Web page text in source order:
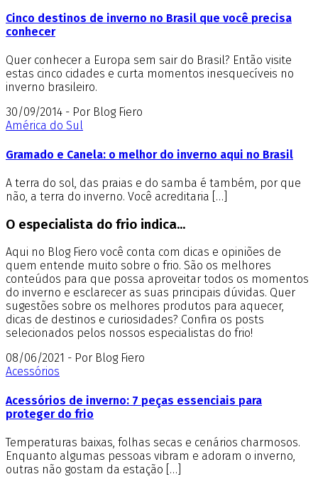
Cinco destinos de inverno no Brasil que você precisa
conhecer
Quer conhecer a Europa sem sair do Brasil? Então visite
estas cinco cidades e curta momentos inesquecíveis no
inverno brasileiro.
30/09/2014 - Por Blog Fiero
América do Sul
Gramado e Canela: o melhor do inverno aqui no Brasil
A terra do sol, das praias e do samba é também, por que
não, a terra do inverno. Você acreditaria […]
O especialista do frio indica...
Aqui no Blog Fiero você conta com dicas e opiniões de
quem entende muito sobre o frio. São os melhores
conteúdos para que possa aproveitar todos os momentos
do inverno e esclarecer as suas principais dúvidas. Quer
sugestões sobre os melhores produtos para aquecer,
dicas de destinos e curiosidades? Confira os posts
selecionados pelos nossos especialistas do frio!
08/06/2021 - Por Blog Fiero
Acessórios
Acessórios de inverno: 7 peças essenciais para
proteger do frio
Temperaturas baixas, folhas secas e cenários charmosos.
Enquanto algumas pessoas vibram e adoram o inverno,
outras não gostam da estação […]